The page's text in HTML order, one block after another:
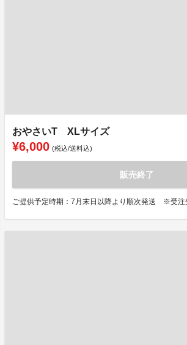
おやさいT XLサイズ
¥6,000 (税込/送料込)
販売終了
ご提供予定時期：7月末日以降より順次発送 ※受注